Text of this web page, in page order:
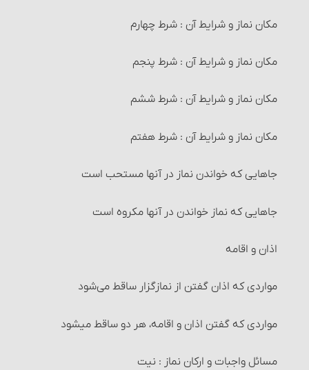
زکات نقدین‏
نصاب طلا و نقره‏
زکات گندم، جو، خرما و کشمش (غلّات چهارگانه)
نصاب غلّات چهارگانه‏
زمان پرداخت زکات‏
احکام تصرّف و معامله در زکات
زکات و دِین‏
مصارف زکات
شرایط مستحقّان زکات‏
زکات فطره
خودداری از مبطلات روزه برای غیر روزه‎دار
آنچه برای روزه‏ دار مکروه است
راه ثابت شدن اوّل و آخر هر ماه‏
شرایط اعتکاف‏
اعتکاف و احکام آن
1- آب‏
شستن ظروف با آب قلیل
2- زمین‏
3- آفتاب‏
4- استحاله
5- انتقال
7- تبعیت
6- اسلام آوردن
8- زوال عین نجاست
9- استبرای حیوان نجاست‎خوار
احکام مرتد ملّی
حکم سایر حدود و تعزیرات‏
احکام قصاص و دیات‏
اقسام قتل و احکام آنها
راههای اثبات قتل‏
کفّارۀ قتل
دیه و انواع آن‏
دیة سقط جنین
دیۀ جراحات‏
حکم مواردی که دیه تعیین نشده؛ تفاوت اَرش و حکومت‏
مکان نماز و شرایط آن : شرط چهارم
مکان نماز و شرایط آن : شرط پنجم
مکان نماز و شرایط آن : شرط ششم
مکان نماز و شرایط آن : شرط هفتم
جاهایی که خواندن نماز در آنها مستحب است
جاهایی که نماز خواندن در آنها مکروه است
اذان و اقامه
مواردی که اذان گفتن از نمازگزار ساقط می‌شود
مواردی که گفتن اذان و اقامه، هر دو ساقط می‎شود
مسائل واجبات و ارکان نماز : نیت